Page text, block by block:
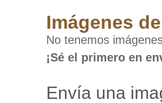
Imágenes
No tenemos
¡Sé el primero en
Envía una